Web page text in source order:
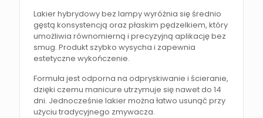
Lakier hybrydowy bez lampy wyróżnia się średnio
gęstą konsystencją oraz płaskim pędzelkiem, który
umożliwia równomierną i precyzyjną aplikację bez
smug. Produkt szybko wysycha i zapewnia
estetyczne wykończenie.
Formuła jest odporna na odpryskiwanie i ścieranie,
dzięki czemu manicure utrzymuje się nawet do 14
dni. Jednocześnie lakier można łatwo usunąć przy
użyciu tradycyjnego zmywacza.